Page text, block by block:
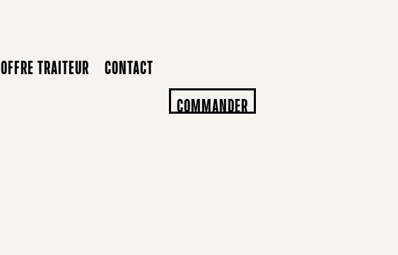
OFFRE TRAITEUR
CONTACT
COMMANDER